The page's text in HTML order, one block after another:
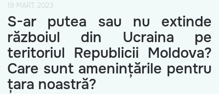
19 MART. 2023
S-ar putea sau nu extinde
războiul din Ucraina pe
teritoriul Republicii Moldova?
Care sunt amenințările pentru
țara noastră?